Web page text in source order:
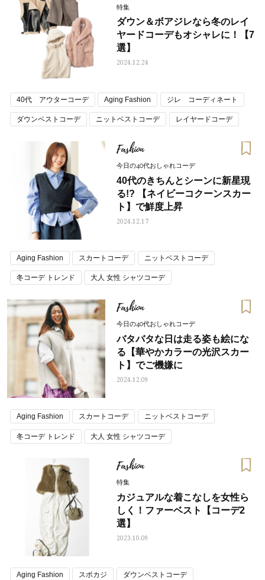
特集
ダウン＆ボアジレなら冬のレイ
ヤードコーデもオシャレに！【7
選】
2024.12.24
40代 アウターコーデ Aging Fashion ジレ コーディネート
ダウンベストコーデ ニットベストコーデ レイヤードコーデ
冬コーデ トレンド
Fashion
今日の40代おしゃれコーデ
40代のきちんとシーンに新星現
る!? 【ネイビーコクーンスカー
ト】で鮮度上昇
2024.12.17
Aging Fashion スカートコーデ ニットベストコーデ
冬コーデ トレンド 大人 女性 シャツコーデ
Fashion
今日の40代おしゃれコーデ
バタバタな日は走る姿も絵にな
る【華やかカラーの光沢スカー
ト】でご機嫌に
2024.12.09
Aging Fashion スカートコーデ ニットベストコーデ
冬コーデ トレンド 大人 女性 シャツコーデ
Fashion
特集
カジュアルな着こなしを女性ら
しく！ファーベスト【コーデ2
選】
2023.10.09
Aging Fashion スポカジ ダウンベストコーデ